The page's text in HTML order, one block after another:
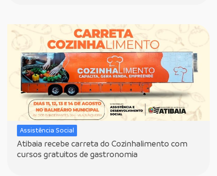
Assistência Social
Atibaia recebe carreta do Cozinhalimento com
cursos gratuitos de gastronomia